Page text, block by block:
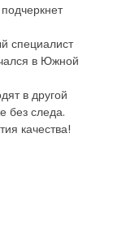
специалист
в Южной
в другой
без следа.
качества!